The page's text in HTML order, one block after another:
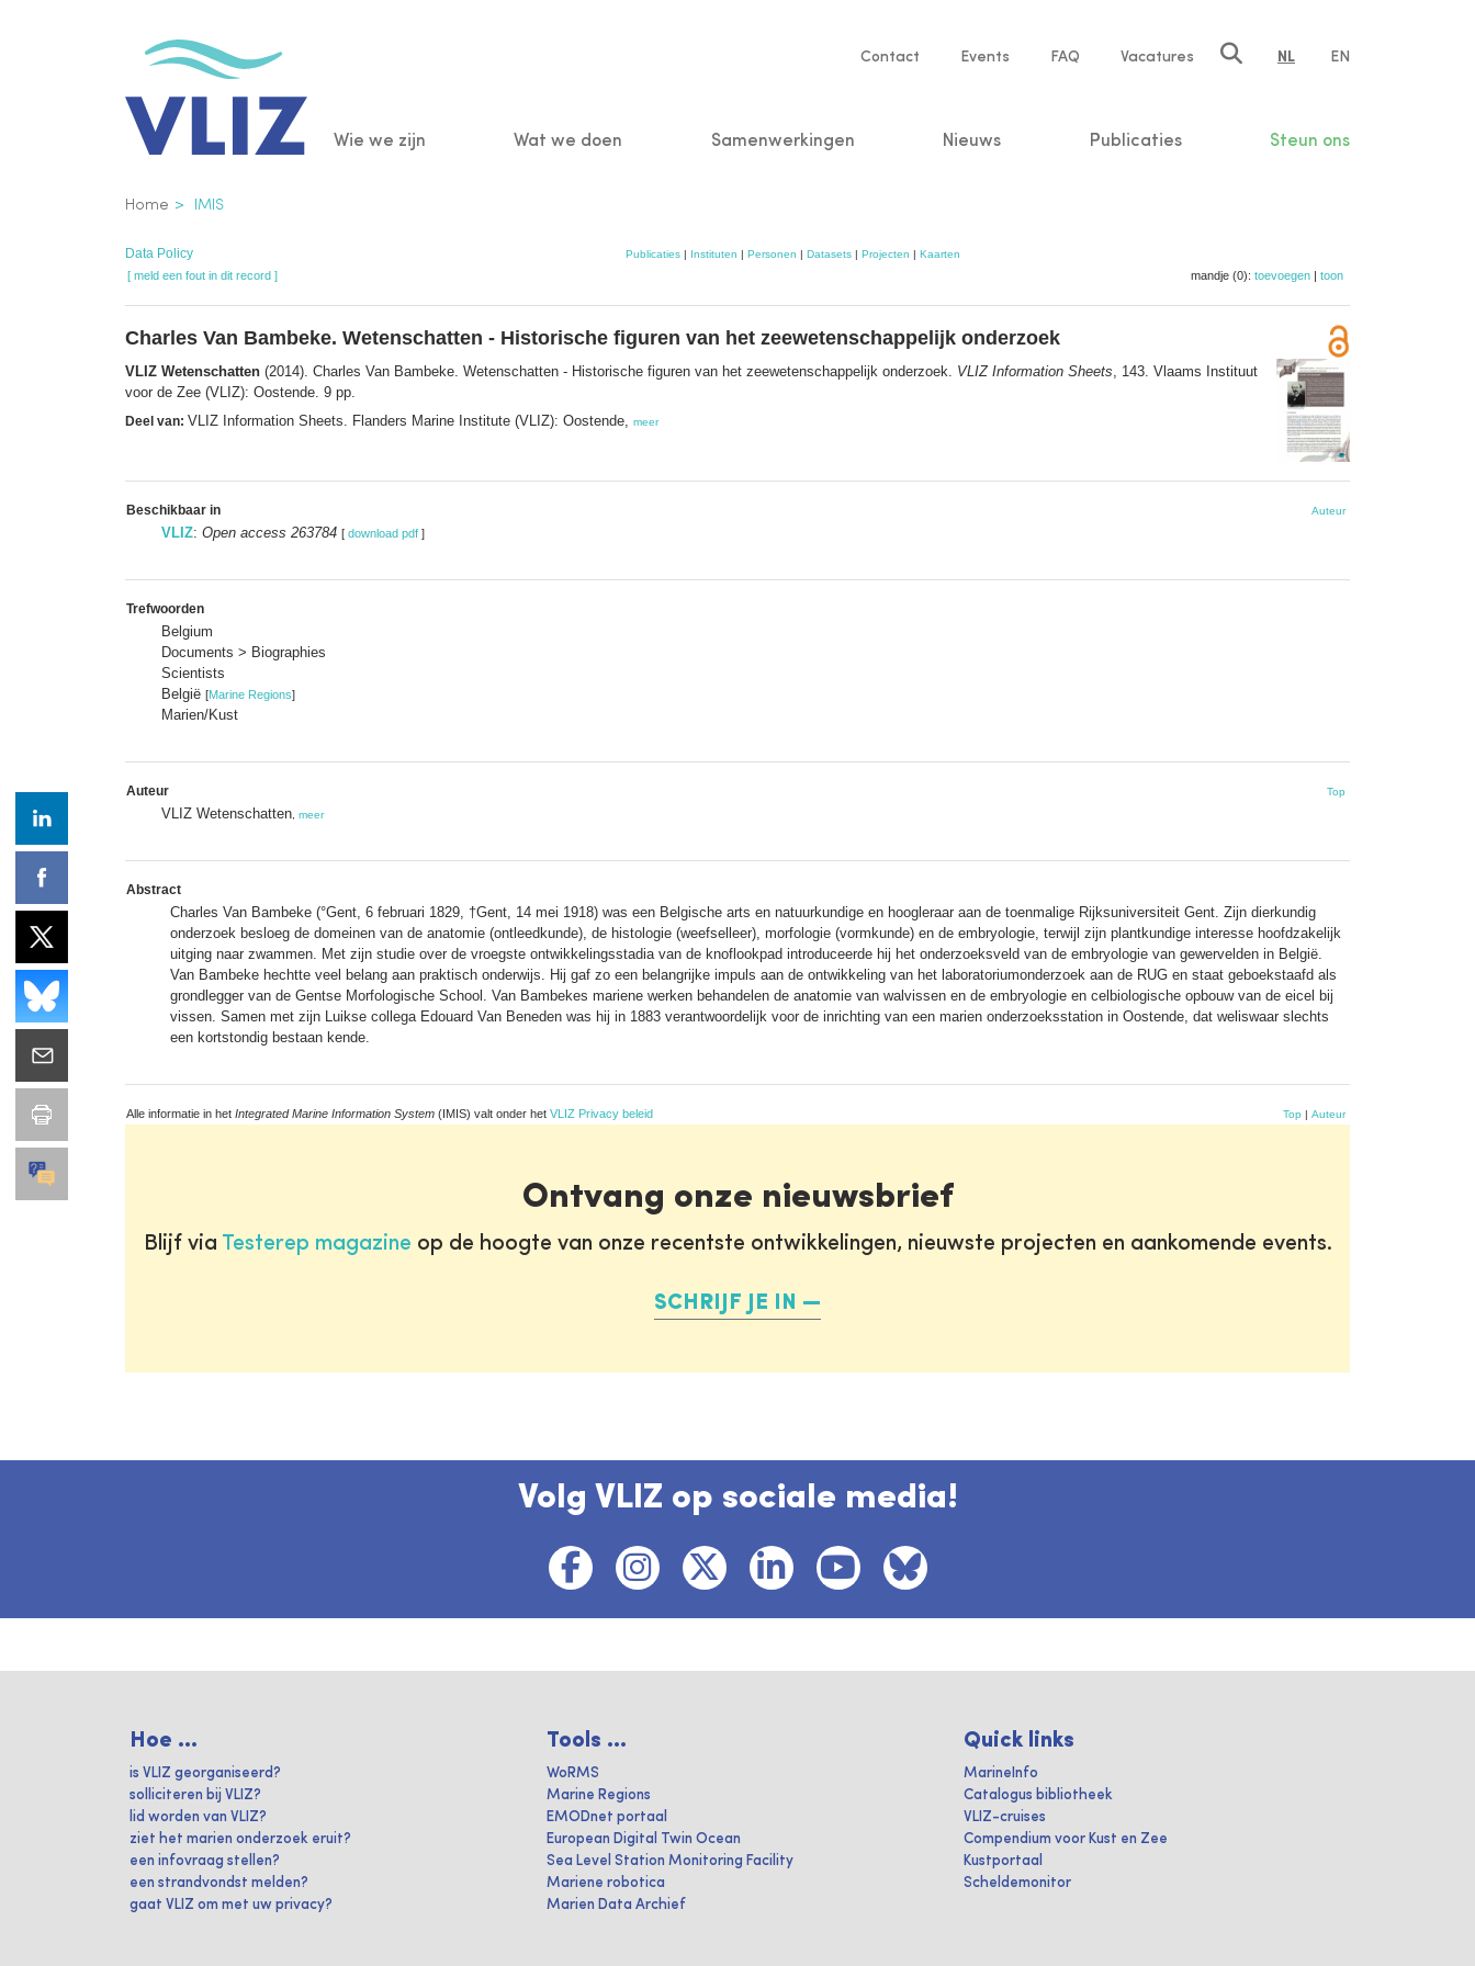
Service
Contact Events FAQ Vacatures NL EN
Main
Wie we zijn Wat we doen Samenwerkingen Nieuws Publicaties Steun ons
Kruimelpad
Home IMIS
Data Policy Publicaties| Instituten | Personen | Datasets| Projecten | Kaarten
[ meld een fout in dit record ] mandje (0): toevoegen | toon
Charles Van Bambeke. Wetenschatten - Historische figuren van het zeewetenschappelijk onderzoek
VLIZ Wetenschatten (2014). Charles Van Bambeke. Wetenschatten - Historische figuren van het zeewetenschappelijk onderzoek. VLIZ Information Sheets , 143. Vlaams Instituut
voor de Zee (VLIZ): Oostende. 9 pp.
Deel van: VLIZ Information Sheets. Flanders Marine Institute (VLIZ): Oostende, meer
Beschikbaar in Auteur
VLIZ: Open access 263784 [ download pdf ]
Trefwoorden
Belgium
Documents > Biographies
Scientists
België [Marine Regions]
Marien/Kust
Auteur Top
VLIZ Wetenschatten meer
Abstract
Charles Van Bambeke (°Gent, 6 februari 1829, †Gent, 14 mei 1918) was een Belgische arts en natuurkundige en hoogleraar aan de toenmalige Rijksuniversiteit Gent. Zijn dierkundig
onderzoek besloeg de domeinen van de anatomie (ontleedkunde), de histologie (weefselleer), morfologie (vormkunde) en de embryologie, terwijl zijn plantkundige interesse hoofdzakelijk
uitging naar zwammen. Met zijn studie over de vroegste ontwikkelingsstadia van de knoflookpad introduceerde hij het onderzoeksveld van de embryologie van gewervelden in België.
Van Bambeke hechtte veel belang aan praktisch onderwijs. Hij gaf zo een belangrijke impuls aan de ontwikkeling van het laboratoriumonderzoek aan de RUG en staat geboekstaafd als
grondlegger van de Gentse Morfologische School. Van Bambekes mariene werken behandelen de anatomie van walvissen en de embryologie en celbiologische opbouw van de eicel bij
vissen. Samen met zijn Luikse collega Edouard Van Beneden was hij in 1883 verantwoordelijk voor de inrichting van een marien onderzoeksstation in Oostende, dat weliswaar slechts
een kortstondig bestaan kende.
Alle informatie in het Integrated Marine Information System (IMIS) valt onder het VLIZ Privacy beleid Top | Auteur
Ontvang onze nieuwsbrief
Blijf via Testerep magazine op de hoogte van onze recentste ontwikkelingen, nieuwste projecten en aankomende events.
SCHRIJF JE IN
Volg VLIZ op sociale media!
Hoe ...
is VLIZ georganiseerd?
solliciteren bij VLIZ?
lid worden van VLIZ?
ziet het marien onderzoek eruit?
een infovraag stellen?
een strandvondst melden?
gaat VLIZ om met uw privacy?
Tools ...
WoRMS
Marine Regions
EMODnet portaal
European Digital Twin Ocean
Sea Level Station Monitoring Facility
Mariene robotica
Marien Data Archief
Quick links
MarineInfo
Catalogus bibliotheek
VLIZ-cruises
Compendium voor Kust en Zee
Kustportaal
Scheldemonitor